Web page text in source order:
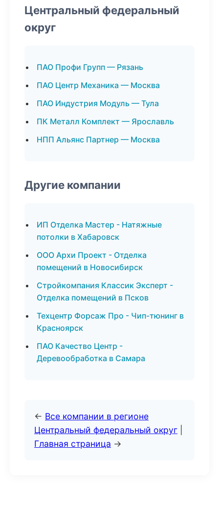
Центральный федеральный
округ
ПАО Профи Групп — Рязань
ПАО Центр Механика — Москва
ПАО Индустрия Модуль — Тула
ПК Металл Комплект — Ярославль
НПП Альянс Партнер — Москва
Другие компании
ИП Отделка Мастер - Натяжные
потолки в Хабаровск
ООО Архи Проект - Отделка
помещений в Новосибирск
Стройкомпания Классик Эксперт -
Отделка помещений в Псков
Техцентр Форсаж Про - Чип-тюнинг в
Красноярск
ПАО Качество Центр -
Деревообработка в Самара
← Все компании в регионе
Центральный федеральный округ
Главная страница →